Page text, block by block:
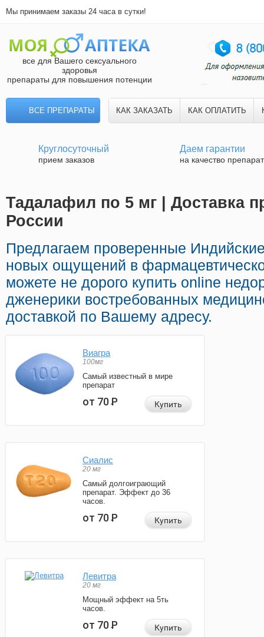
Мы принимаем заказы 24 часа в сутки!
все для Вашего сексуального
здоровья
препараты для повышения потенции
ВСЕ ПРЕПАРАТЫ КАК ЗАКАЗАТЬ КАК ОПЛАТИТЬ
Круглосуточный
прием заказов
Даем гарантии
на качество
Тадалафил по 5 мг | Доставка
России
Предлагаем проверенные
новых ощущений в
можете не дорого купить online
дженерики востребованных
доставкой по Вашему адресу.
Виагра
100мг
Самый известный в мире
препарат
от 70Р Купить
Сиалис
20 мг
Самый долгоиграющий
препарат. Эффект до 36
часов.
от 70Р Купить
Левитра
20 мг
Мощный эффект на 5ть
часов.
от 70Р Купить